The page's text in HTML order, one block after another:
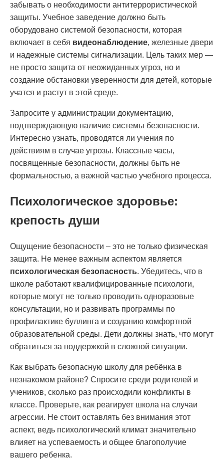
забывать о необходимости антитеррористической
защиты. Учебное заведение должно быть
оборудовано системой безопасности, которая
включает в себя видеонаблюдение, железные двери
и надежные системы сигнализации. Цель таких мер —
не просто защита от неожиданных угроз, но и
создание обстановки уверенности для детей, которые
учатся и растут в этой среде.
Запросите у администрации документацию,
подтверждающую наличие системы безопасности.
Интересно узнать, проводятся ли учения по
действиям в случае угрозы. Классные часы,
посвященные безопасности, должны быть не
формальностью, а важной частью учебного процесса.
Психологическое здоровье:
крепость души
Ощущение безопасности – это не только физическая
защита. Не менее важным аспектом является
психологическая безопасность. Убедитесь, что в
школе работают квалифицированные психологи,
которые могут не только проводить одноразовые
консультации, но и развивать программы по
профилактике буллинга и созданию комфортной
образовательной среды. Дети должны знать, что могут
обратиться за поддержкой в сложной ситуации.
Как выбрать безопасную школу для ребёнка в
незнакомом районе? Спросите среди родителей и
учеников, сколько раз происходили конфликты в
классе. Проверьте, как реагирует школа на случаи
агрессии. Не стоит оставлять без внимания этот
аспект, ведь психологический климат значительно
влияет на успеваемость и общее благополучие
вашего ребенка.